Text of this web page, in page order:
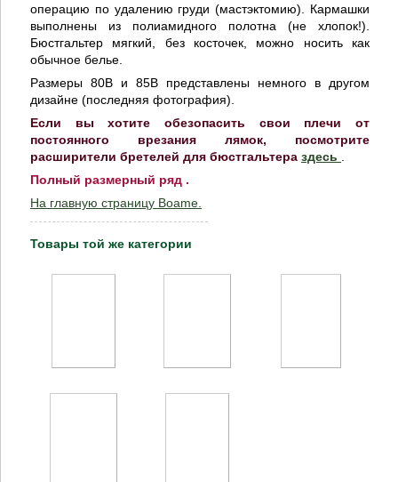
операцию по удалению груди (мастэктомию). Кармашки
выполнены из полиамидного полотна (не хлопок!).
Бюстгальтер мягкий, без косточек, можно носить как
обычное белье.
Размеры 80В и 85В представлены немного в другом
дизайне (последняя фотография).
Если вы хотите обезопасить свои плечи от
постоянного врезания лямок, посмотрите
расширители бретелей для бюстгальтера здесь
Полный размерный ряд .
На главную страницу Boame.
Товары той же категории